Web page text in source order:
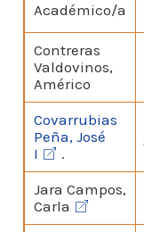
Académico/a
Contreras
Valdovinos,
Américo
Covarrubias
Peña, José
I
.
Jara Campos,
Carla